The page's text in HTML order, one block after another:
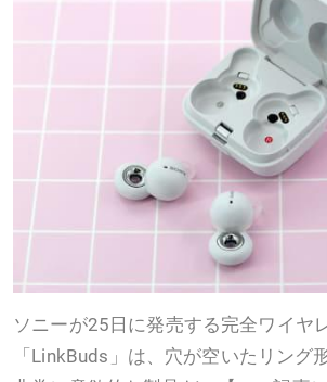
ソニーが25日に発売する完全ワイヤ
「LinkBuds」は、穴が空いたリング